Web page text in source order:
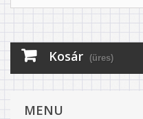
Kosár (üres)
MENU